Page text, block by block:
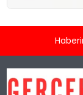
kurumsal
TORONTO,